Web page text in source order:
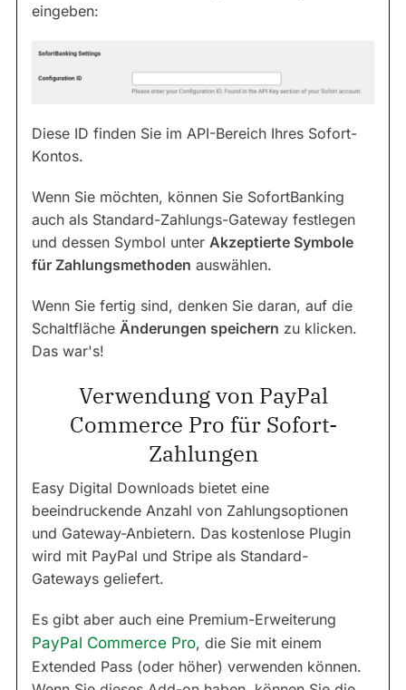
eingeben:
Diese ID finden Sie im API-Bereich Ihres Sofort-
Kontos.
Wenn Sie möchten, können Sie SofortBanking
auch als Standard-Zahlungs-Gateway festlegen
und dessen Symbol unter Akzeptierte Symbole
für Zahlungsmethoden auswählen.
Wenn Sie fertig sind, denken Sie daran, auf die
Schaltfläche Änderungen speichern zu klicken.
Das war's!
Verwendung von PayPal
Commerce Pro für Sofort-
Zahlungen
Easy Digital Downloads bietet eine
beeindruckende Anzahl von Zahlungsoptionen
und Gateway-Anbietern. Das kostenlose Plugin
wird mit PayPal und Stripe als Standard-
Gateways geliefert.
Es gibt aber auch eine Premium-Erweiterung
PayPal Commerce Pro, die Sie mit einem
Extended Pass (oder höher) verwenden können.